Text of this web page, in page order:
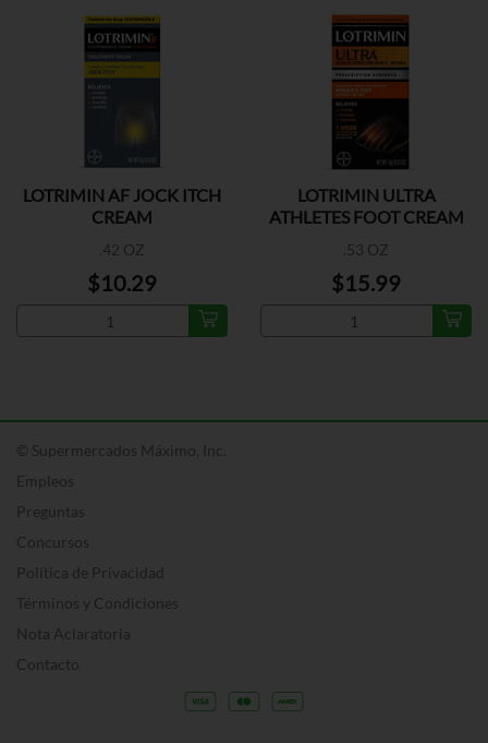
LOTRIMIN AF JOCK ITCH
CREAM
.42 OZ
$10.29
LOTRIMIN ULTRA
ATHLETES FOOT CREAM
.53 OZ
$15.99
© Supermercados Máximo, Inc.
Empleos
Preguntas
Concursos
Política de Privacidad
Términos y Condiciones
Nota Aclaratoria
Contacto